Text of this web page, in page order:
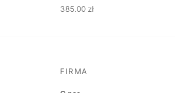
385.00 zł
FIRMA